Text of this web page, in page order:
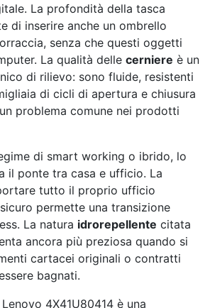
La profondità della tasca
di inserire anche un ombrello
senza che questi oggetti
La qualità delle cerniere è un
di rilievo: sono fluide, resistenti
di cicli di apertura e chiusura
problema comune nei prodotti
di smart working o ibrido, lo
il ponte tra casa e ufficio. La
tutto il proprio ufficio
permette una transizione
La natura idrorepellente citata
ancora più preziosa quando si
cartacei originali o contratti
bagnati.
4X41U80414 è una